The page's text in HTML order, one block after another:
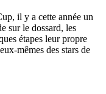
il y a cette année un
sur le dossard, les
étapes leur propre
mêmes des stars de